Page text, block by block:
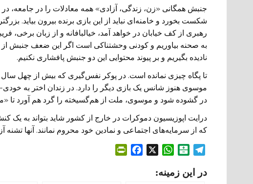
جنبش همگانی «زن، زندگی، آزادی» همه معادلات را در جامعه،
شکست بخورد و خامنه‌ای نباید از این بازی برنده بیرون
رهبری از کف خیابان در خواهد آمد، خیالبافانه و از زبان برخی،
به صحنه بیاوریم و کودنی وحشتناکی است اگر این ضعف جنبش
نادیده بگیریم و بر پیوند محتوایی این دو جنبش پافشاری نکنیم.
تا پگاه چیزی نمانده است. در پوکر نفس‌گیری که بیش از چهل سال
موسوی هنوز شانس یک بازی دیگر را دارد. در زندان اختر به
در گشوده شود و موسوی، ملت از هم‌گسیخته را گرد هم آورد تا
درایت اپوزیسیون دموکرات در خارج از کشور شاید بتواند به یک
که از سرمایه‌های اجتماعی و نمادین خود محروم نمانند. آنها تشنه
l
l
W
a
در این زمینه: